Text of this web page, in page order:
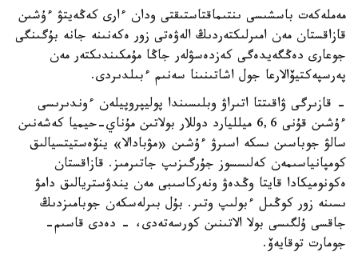
مەملەكەت باسشىسى ىنتىماقتاستىقتى ودان ءارى كەڭەيتۋ ءۇشىن
قازاقستان مەن امىرلىكتەردىڭ الەۋەتى زور ەكەنىنە جانە بۇگىنگى
جوعارى دەڭگەيدەگى كەزدەسۋلەر جاڭا مۇمكىندىكتەر مەن
پەرسپەكتيۆالارعا جول اشاتىنىنا سەنىم ءبىلدىردى.
- قازىرگى ۋاقىتتا اتىراۋ وبلىسىندا پوليپروپيلەن ءوندىرىسى
ءۇشىن قۇنى 6,6 ميلليارد دوللار بولاتىن مۇناي-حيميا كەشەنىن
سالۋ جوباسىن ىسكە اسىرۋ ءۇشىن «مۋبادالا» ينۆەستيتسيالىق
كومپانياسىمەن كەلىسسوز جۇرگىزىپ جاتىرمىز. قازاقستان
ەكونوميكادا قايتا وڭدەۋ ونەركاسىبى مەن يندۋستريالىق دامۋ
ىسىنە زور كوڭىل ءبولىپ وتىر. بۇل بىرلەسكەن جوبامىزدىڭ
جاقسى ۇلگىسى بولا الاتىنىن كورسەتەدى، - دەدى قاسىم-
جومارت توقايەۆ.